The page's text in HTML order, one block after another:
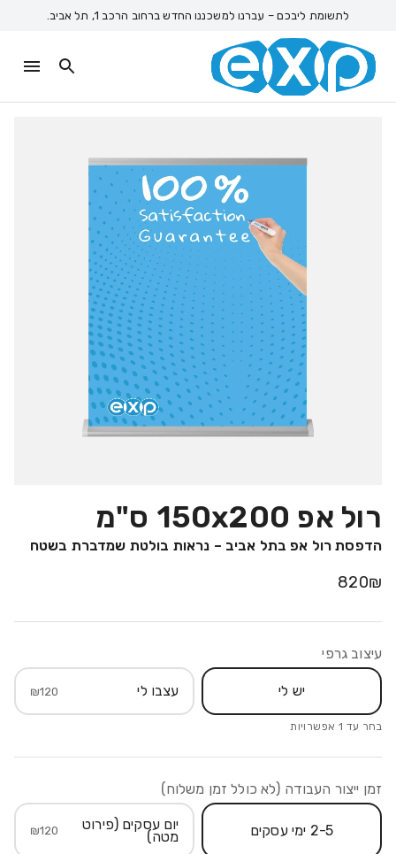
לתשומת ליבכם – עברנו למשכננו החדש ברחוב הרכב 1, תל אביב.
רול אפ 150x200 ס"מ
הדפסת רול אפ בתל אביב – נראות בולטת שמדברת בשטח
820₪
עיצוב גרפי
יש לי עצבו לי ₪120
בחר עד 1 אפשרויות
זמן ייצור העבודה (לא כולל זמן משלוח)
2-5 ימי עסקים יום עסקים (פירוט
מטה) ₪120